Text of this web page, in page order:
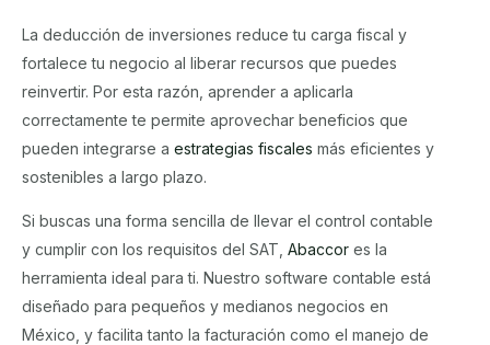
La deducción de inversiones reduce tu carga fiscal y
fortalece tu negocio al liberar recursos que puedes
reinvertir. Por esta razón, aprender a aplicarla
correctamente te permite aprovechar beneficios que
pueden integrarse a estrategias fiscales más eficientes y
sostenibles a largo plazo.
Si buscas una forma sencilla de llevar el control contable
y cumplir con los requisitos del SAT, Abaccor es la
herramienta ideal para ti. Nuestro software contable está
diseñado para pequeños y medianos negocios en
México, y facilita tanto la facturación como el manejo de